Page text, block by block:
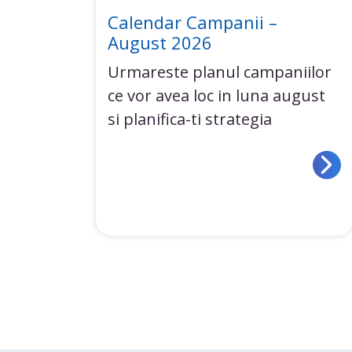
Calendar Campanii –
August 2026
Urmareste planul campaniilor
ce vor avea loc in luna august
si planifica-ti strategia